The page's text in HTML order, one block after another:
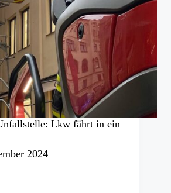
Lkw fährt in ein
2024